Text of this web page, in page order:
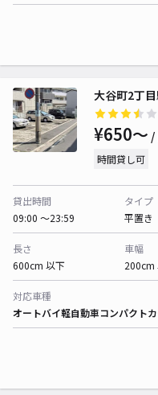
大谷町2丁
¥650〜 /
時間貸し可
貸出時間
09:00 〜23:59
タイプ
平置き
長さ
600cm 以下
車幅
200cm
対応車種
オートバイ軽自動車コンパクト